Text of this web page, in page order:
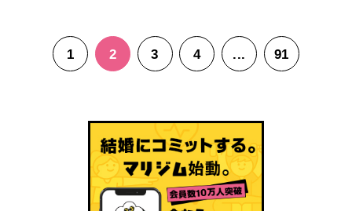
1 2 3 4 ... 91